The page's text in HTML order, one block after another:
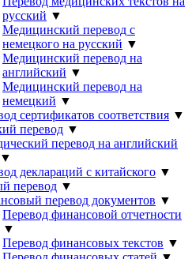
русский ▼
Медицинский перевод с
немецкого на русский ▼
Медицинский перевод на
английский ▼
Медицинский перевод на
немецкий ▼
сертификатов соответствия ▼
перевод ▼
перевод на английский
▼
деклараций с китайского ▼
перевод ▼
перевод документов ▼
Перевод финансовой отчетности
▼
Перевод финансовых текстов ▼